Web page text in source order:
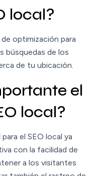
local?
optimización para
búsquedas de los
de tu ubicación.
el
local?
el SEO local ya
con la facilidad de
a los visitantes